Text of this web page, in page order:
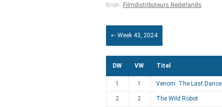
Bron: Filmdistributeurs Nederlands
⇠ Week 43, 2024
DW VW Titel
1 1 Venom: The Last Dance
2 2 The Wild Robot